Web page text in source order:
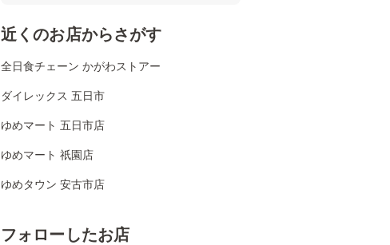
近くのお店からさがす
全日食チェーン かがわストアー
ダイレックス 五日市
ゆめマート 五日市店
ゆめマート 祇園店
ゆめタウン 安古市店
フォローしたお店